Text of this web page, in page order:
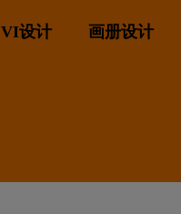
VI设计 画册设计